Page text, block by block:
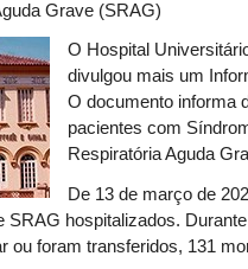
Grave (SRAG)
O Hospital
divulgou mais um
O documento informa
pacientes com
Respiratória Aguda
De 13 de março de
SRAG hospitalizados.
ou foram transferidos, 131